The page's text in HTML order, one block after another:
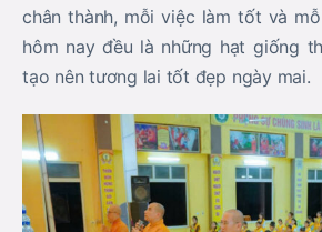
chân thành, mỗi việc làm tốt và
hôm nay đều là những hạt giống
tạo nên tương lai tốt đẹp ngày mai.